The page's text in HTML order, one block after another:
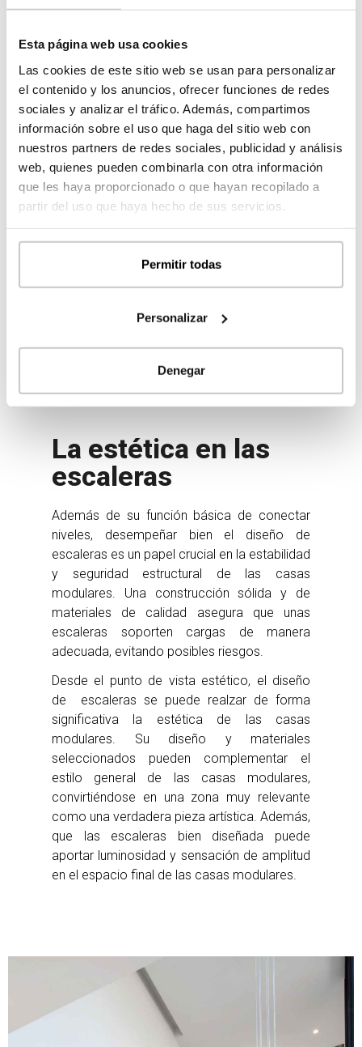
Esta página web usa cookies
Las cookies de este sitio web se usan para personalizar
el contenido y los anuncios, ofrecer funciones de redes
sociales y analizar el tráfico. Además, compartimos
información sobre el uso que haga del sitio web con
nuestros partners de redes sociales, publicidad y análisis
web, quienes pueden combinarla con otra información
que les haya proporcionado o que hayan recopilado a
partir del uso que haya hecho de sus servicios.
Permitir todas
Personalizar
Denegar
La estética en las
escaleras
Además de su función básica de conectar
niveles, desempeñar bien el diseño de
escaleras es un papel crucial en la estabilidad
y seguridad estructural de las casas
modulares. Una construcción sólida y de
materiales de calidad asegura que unas
escaleras soporten cargas de manera
adecuada, evitando posibles riesgos.
Desde el punto de vista estético, el diseño
de escaleras se puede realzar de forma
significativa la estética de las casas
modulares. Su diseño y materiales
seleccionados pueden complementar el
estilo general de las casas modulares,
convirtiéndose en una zona muy relevante
como una verdadera pieza artística. Además,
que las escaleras bien diseñada puede
aportar luminosidad y sensación de amplitud
en el espacio final de las casas modulares.